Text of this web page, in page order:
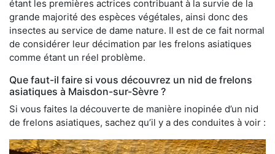
étant les premières actrices contribuant à la survie de la
grande majorité des espèces végétales, ainsi donc des
insectes au service de dame nature. Il est de ce fait normal
de considérer leur décimation par les frelons asiatiques
comme étant un réel problème.
Que faut-il faire si vous découvrez un nid de frelons
asiatiques à Maisdon-sur-Sèvre ?
Si vous faites la découverte de manière inopinée d’un nid
de frelons asiatiques, sachez qu’il y a des conduites à voir :